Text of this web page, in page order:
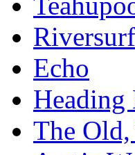
Echo
Heading
The